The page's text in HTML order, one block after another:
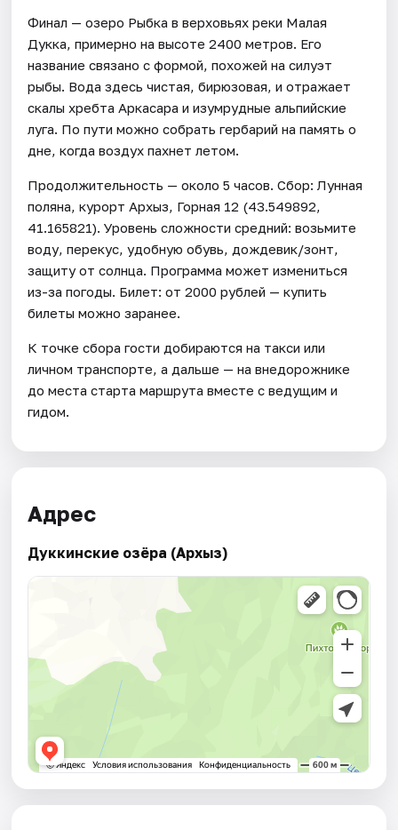
Финал — озеро Рыбка в верховьях реки Малая
Дукка, примерно на высоте 2400 метров. Его
название связано с формой, похожей на силуэт
рыбы. Вода здесь чистая, бирюзовая, и отражает
скалы хребта Аркасара и изумрудные альпийские
луга. По пути можно собрать гербарий на память о
дне, когда воздух пахнет летом.
Продолжительность — около 5 часов. Сбор: Лунная
поляна, курорт Архыз, Горная 12 (43.549892,
41.165821). Уровень сложности средний: возьмите
воду, перекус, удобную обувь, дождевик/зонт,
защиту от солнца. Программа может измениться
из-за погоды. Билет: от 2000 рублей — купить
билеты можно заранее.
К точке сбора гости добираются на такси или
личном транспорте, а дальше — на внедорожнике
до места старта маршрута вместе с ведущим и
гидом.
Адрес
Дуккинские озёра (Архыз)